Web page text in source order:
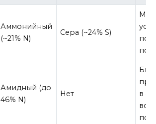
Аммонийный
(~21% N)
Сера (~24% S)
Амидный (до
46% N)
Нет
в